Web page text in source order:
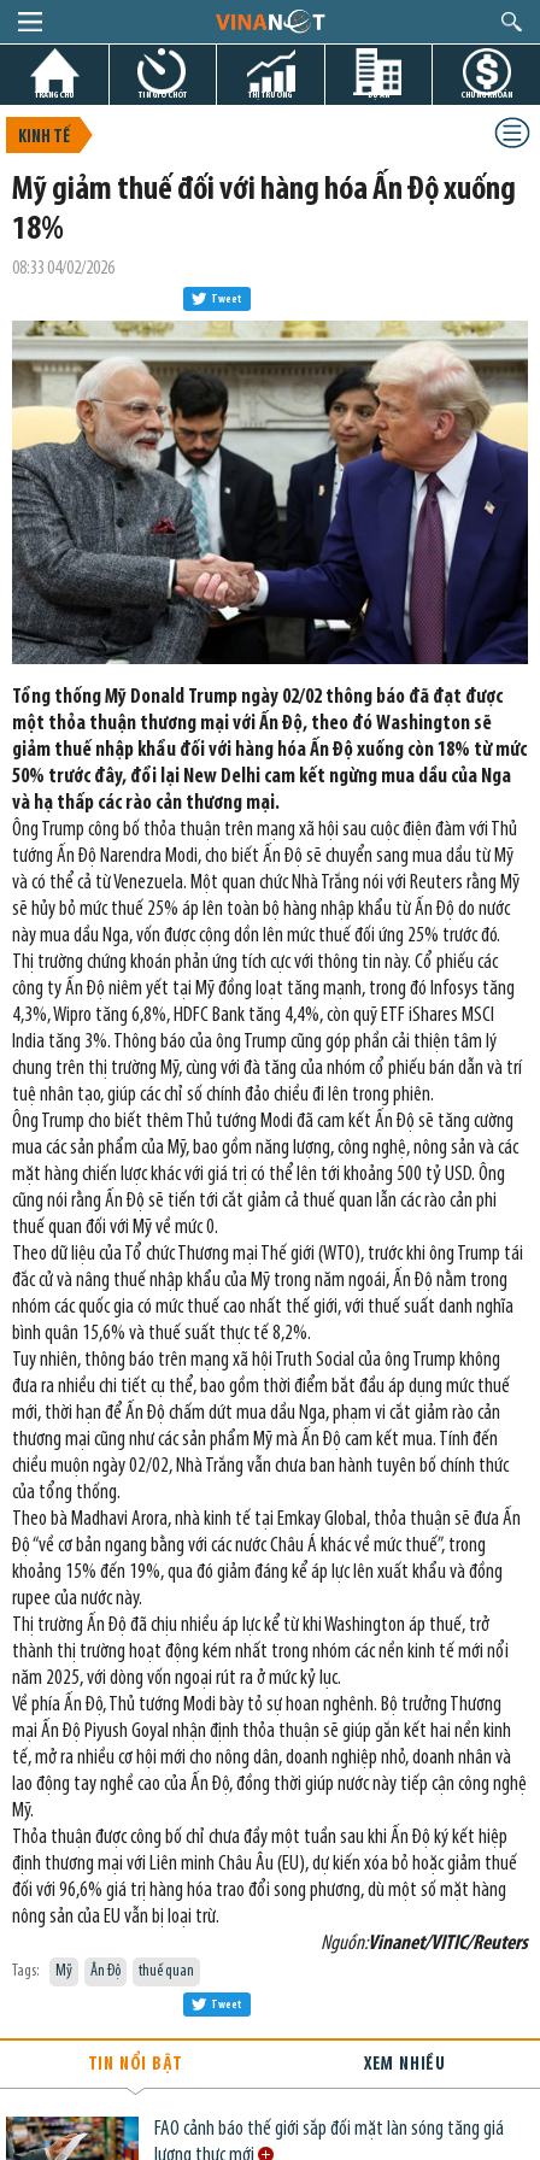
TRANG CHỦ TIN GIỜ CHÓT THỊ TRƯỜNG DỰ ÁN CHỨNG KHOÁN
KINH TẾ
Mỹ giảm thuế đối với hàng hóa Ấn Độ xuống
18%
08:33 04/02/2026
Tweet
Tổng thống Mỹ Donald Trump ngày 02/02 thông báo đã đạt được
một thỏa thuận thương mại với Ấn Độ, theo đó Washington sẽ
giảm thuế nhập khẩu đối với hàng hóa Ấn Độ xuống còn 18% từ mức
50% trước đây, đổi lại New Delhi cam kết ngừng mua dầu của Nga
và hạ thấp các rào cản thương mại.
Ông Trump công bố thỏa thuận trên mạng xã hội sau cuộc điện đàm với Thủ
tướng Ấn Độ Narendra Modi, cho biết Ấn Độ sẽ chuyển sang mua dầu từ Mỹ
và có thể cả từ Venezuela. Một quan chức Nhà Trắng nói với Reuters rằng Mỹ
sẽ hủy bỏ mức thuế 25% áp lên toàn bộ hàng nhập khẩu từ Ấn Độ do nước
này mua dầu Nga, vốn được cộng dồn lên mức thuế đối ứng 25% trước đó.
Thị trường chứng khoán phản ứng tích cực với thông tin này. Cổ phiếu các
công ty Ấn Độ niêm yết tại Mỹ đồng loạt tăng mạnh, trong đó Infosys tăng
4,3%, Wipro tăng 6,8%, HDFC Bank tăng 4,4%, còn quỹ ETF iShares MSCI
India tăng 3%. Thông báo của ông Trump cũng góp phần cải thiện tâm lý
chung trên thị trường Mỹ, cùng với đà tăng của nhóm cổ phiếu bán dẫn và trí
tuệ nhân tạo, giúp các chỉ số chính đảo chiều đi lên trong phiên.
Ông Trump cho biết thêm Thủ tướng Modi đã cam kết Ấn Độ sẽ tăng cường
mua các sản phẩm của Mỹ, bao gồm năng lượng, công nghệ, nông sản và các
mặt hàng chiến lược khác với giá trị có thể lên tới khoảng 500 tỷ USD. Ông
cũng nói rằng Ấn Độ sẽ tiến tới cắt giảm cả thuế quan lẫn các rào cản phi
thuế quan đối với Mỹ về mức 0.
Theo dữ liệu của Tổ chức Thương mại Thế giới (WTO), trước khi ông Trump tái
đắc cử và nâng thuế nhập khẩu của Mỹ trong năm ngoái, Ấn Độ nằm trong
nhóm các quốc gia có mức thuế cao nhất thế giới, với thuế suất danh nghĩa
bình quân 15,6% và thuế suất thực tế 8,2%.
Tuy nhiên, thông báo trên mạng xã hội Truth Social của ông Trump không
đưa ra nhiều chi tiết cụ thể, bao gồm thời điểm bắt đầu áp dụng mức thuế
mới, thời hạn để Ấn Độ chấm dứt mua dầu Nga, phạm vi cắt giảm rào cản
thương mại cũng như các sản phẩm Mỹ mà Ấn Độ cam kết mua. Tính đến
chiều muộn ngày 02/02, Nhà Trắng vẫn chưa ban hành tuyên bố chính thức
của tổng thống.
Theo bà Madhavi Arora, nhà kinh tế tại Emkay Global, thỏa thuận sẽ đưa Ấn
Độ “về cơ bản ngang bằng với các nước Châu Á khác về mức thuế”, trong
khoảng 15% đến 19%, qua đó giảm đáng kể áp lực lên xuất khẩu và đồng
rupee của nước này.
Thị trường Ấn Độ đã chịu nhiều áp lực kể từ khi Washington áp thuế, trở
thành thị trường hoạt động kém nhất trong nhóm các nền kinh tế mới nổi
năm 2025, với dòng vốn ngoại rút ra ở mức kỷ lục.
Về phía Ấn Độ, Thủ tướng Modi bày tỏ sự hoan nghênh. Bộ trưởng Thương
mại Ấn Độ Piyush Goyal nhận định thỏa thuận sẽ giúp gắn kết hai nền kinh
tế, mở ra nhiều cơ hội mới cho nông dân, doanh nghiệp nhỏ, doanh nhân và
lao động tay nghề cao của Ấn Độ, đồng thời giúp nước này tiếp cận công nghệ
Mỹ.
Thỏa thuận được công bố chỉ chưa đầy một tuần sau khi Ấn Độ ký kết hiệp
định thương mại với Liên minh Châu Âu (EU), dự kiến xóa bỏ hoặc giảm thuế
đối với 96,6% giá trị hàng hóa trao đổi song phương, dù một số mặt hàng
nông sản của EU vẫn bị loại trừ.
Nguồn:Vinanet/VITIC/Reuters
Tags: Mỹ Ân Độ thuế quan
Tweet
TIN NỔI BẬT XEM NHIỀU
FAO cảnh báo thế giới sắp đối mặt làn sóng tăng giá
lương thực mới